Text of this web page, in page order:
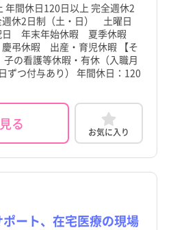
年間休日120日以上 完全週休2
休2日制（土・日） 土曜日
年末年始休暇 夏季休暇
弔休暇 出産・育児休暇 【そ
子の看護等休暇・有休（入職月
ずつ付与あり） 年間休日：120
る お気に入り
ート、在宅医療の現場